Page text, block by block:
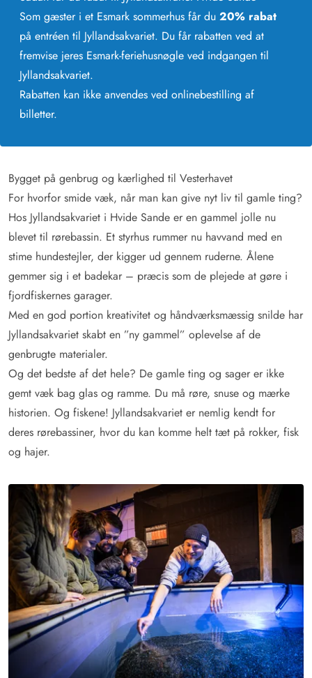
Som gæster i et Esmark sommerhus får du 20% rabat
på entréen til Jyllandsakvariet. Du får rabatten ved at
fremvise jeres Esmark-feriehusnøgle ved indgangen til
Jyllandsakvariet.
Rabatten kan ikke anvendes ved onlinebestilling af
billetter.
Bygget på genbrug og kærlighed til Vesterhavet
For hvorfor smide væk, når man kan give nyt liv til gamle ting?
Hos Jyllandsakvariet i Hvide Sande er en gammel jolle nu
blevet til rørebassin. Et styrhus rummer nu havvand med en
stime hundestejler, der kigger ud gennem ruderne. Ålene
gemmer sig i et badekar – præcis som de plejede at gøre i
fjordfiskernes garager.
Med en god portion kreativitet og håndværksmæssig snilde har
Jyllandsakvariet skabt en ”ny gammel” oplevelse af de
genbrugte materialer.
Og det bedste af det hele? De gamle ting og sager er ikke
gemt væk bag glas og ramme. Du må røre, snuse og mærke
historien. Og fiskene! Jyllandsakvariet er nemlig kendt for
deres rørebassiner, hvor du kan komme helt tæt på rokker, fisk
og hajer.